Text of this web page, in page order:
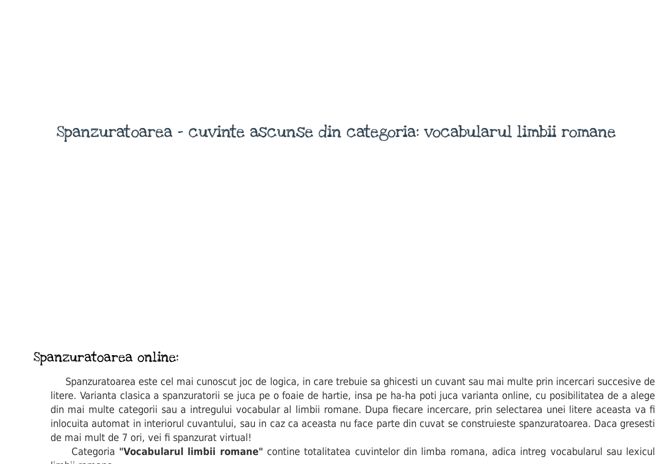
Spanzuratoarea - cuvinte ascunse din categoria: vocabularul limbii romane
Spanzuratoarea online:
Spanzuratoarea este cel mai cunoscut joc de logica, in care trebuie sa ghicesti un cuvant sau mai multe prin incercari succesive de
litere. Varianta clasica a spanzuratorii se juca pe o foaie de hartie, insa pe ha-ha poti juca varianta online, cu posibilitatea de a alege
din mai multe categorii sau a intregului vocabular al limbii romane. Dupa fiecare incercare, prin selectarea unei litere aceasta va fi
inlocuita automat in interiorul cuvantului, sau in caz ca aceasta nu face parte din cuvat se construieste spanzuratoarea. Daca gresesti
de mai mult de 7 ori, vei fi spanzurat virtual!
Categoria "Vocabularul limbii romane" contine totalitatea cuvintelor din limba romana, adica intreg vocabularul sau lexicul